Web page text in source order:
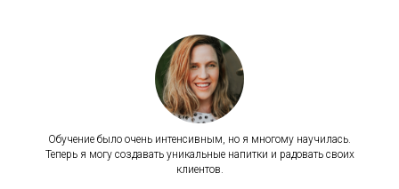
Обучение было очень интенсивным, но я многому научилась.
Теперь я могу создавать уникальные напитки и радовать своих
клиентов.